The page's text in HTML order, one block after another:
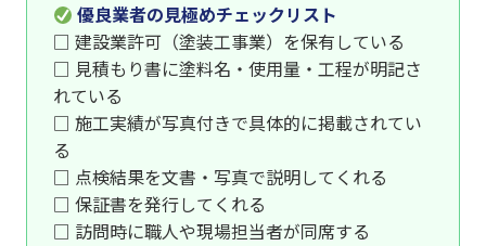
優良業者の見極めチェックリスト
□ 建設業許可（塗装工事業）を保有している
□ 見積もり書に塗料名・使用量・工程が明記さ
れている
□ 施工実績が写真付きで具体的に掲載されてい
る
□ 点検結果を文書・写真で説明してくれる
□ 保証書を発行してくれる
□ 訪問時に職人や現場担当者が同席する